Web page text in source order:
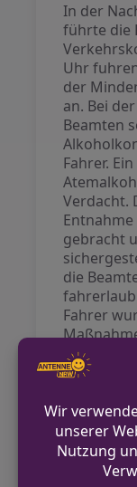
In der
führte die
Uhr
der
an. Bei
Beamten
Fahrer.
Verdacht.
gebracht
die
Fahrer
Diebstahl